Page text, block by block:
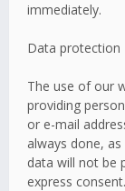
immediately.
Data protection
The use of our
providing
or e-mail
always done,
data will not be
express consent.